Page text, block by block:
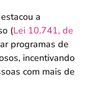
a
(Lei 10.741, de
programas de
incentivando
com mais de